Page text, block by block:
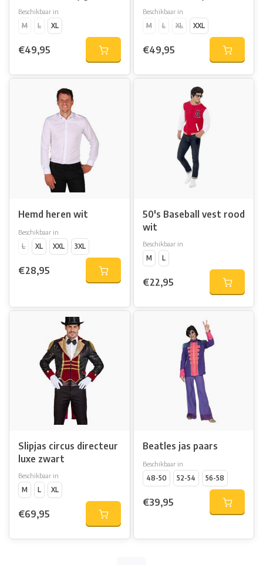
Beschikbaar in
M
L XL
€49,95
Beschikbaar in
M
L XL XXL
€49,95
Hemd heren wit
Beschikbaar in
L
XL XXL 3XL
€28,95
50's Baseball vest rood
wit
Beschikbaar in
M
L
€22,95
Slipjas circus directeur
luxe zwart
Beschikbaar in
M
L XL
€69,95
Beatles jas paars
Beschikbaar in
48-50
52-54 56-58
€39,95